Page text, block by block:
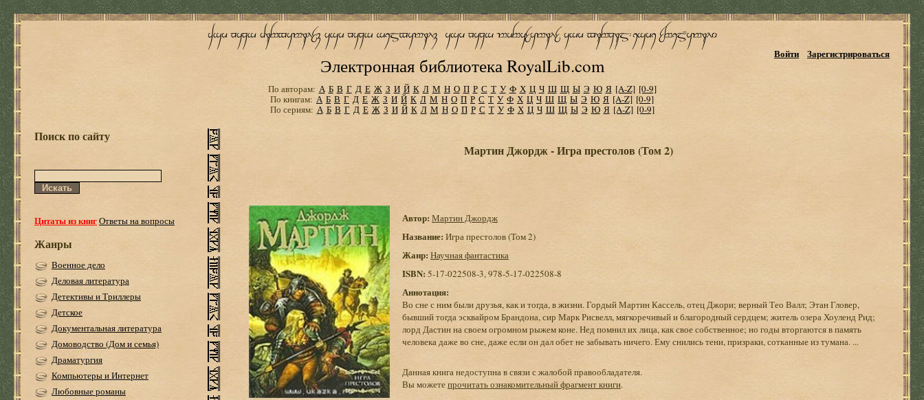
Электронная библиотека RoyalLib.com
Войти Зарегистрироваться
По авторам: А Б В Г Д Е Ж З И Й К Л М Н О П Р С Т У Ф Х Ц Ч Ш Щ Ы Э Ю Я [A-Z] [0-9]
По книгам: А Б В Г Д Е Ж З И Й К Л М Н О П Р С Т У Ф Х Ц Ч Ш Щ Ы Э Ю Я [A-Z] [0-9]
По сериям: А Б В Г Д Е Ж З И Й К Л М Н О П Р С Т У Ф Х Ц Ч Ш Щ Ы Э Ю Я [A-Z] [0-9]
Поиск по сайту
Цитаты из книгОтветы на вопросы
Жанры
Военное дело
Деловая литература
Детективы и Триллеры
Детское
Документальная литература
Домоводство (Дом и семья)
Драматургия
Компьютеры и Интернет
Любовные романы
Мартин Джордж - Игра престолов (Том 2)
Автор: Мартин Джордж
Название: Игра престолов (Том 2)
Жанр: Научная фантастика
ISBN: 5-17-022508-3, 978-5-17-022508-8
Аннотация:
Во сне с ним были друзья, как и тогда, в жизни. Гордый Мартин Кассель, отец Джори; верный Тео Валл; Этан Гловер,
бывший тогда эсквайром Брандона, сир Марк Рисвелл, мягкоречивый и благородный сердцем; житель озера Хоуленд Рид;
лорд Дастин на своем огромном рыжем коне. Нед помнил их лица, как свое собственное; но годы вторгаются в память
человека даже во сне, даже если он дал обет не забывать ничего. Ему снились тени, призраки, сотканные из тумана. ...
Данная книга недоступна в связи с жалобой правообладателя.
Вы можетепрочитать ознакомительный фрагмент книги.